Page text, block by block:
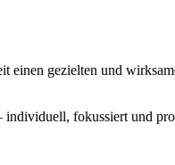
einen gezielten und
fokussiert und